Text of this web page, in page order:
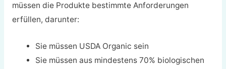
müssen die Produkte bestimmte Anforderungen
erfüllen, darunter:
Sie müssen USDA Organic sein
Sie müssen aus mindestens 70% biologischen